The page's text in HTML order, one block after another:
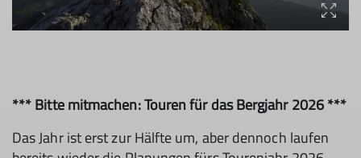
*** Bitte mitmachen: Touren für das Bergjahr 2026 ***
Das Jahr ist erst zur Hälfte um, aber dennoch laufen